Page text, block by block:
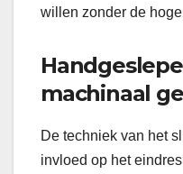
willen zonder de
machinaal
De techniek van het
invloed op het